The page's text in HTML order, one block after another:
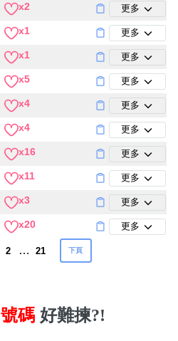
x2 更多
x1 更多
x1 更多
x5 更多
x4 更多
x4 更多
x16 更多
x11 更多
x3 更多
x20 更多
2 … 21 下頁
碼 好難揀?!